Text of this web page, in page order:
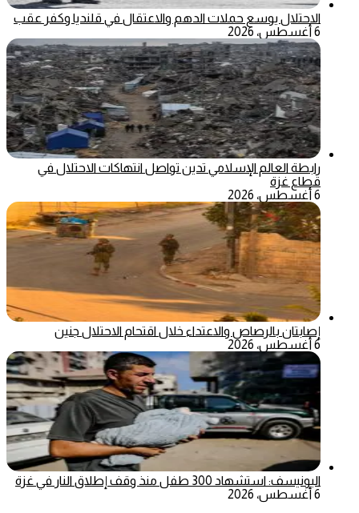
الاحتلال يوسع حملات الدهم والاعتقال في قلنديا وكفر عقب
6 أغسطس، 2026
رابطة العالم الإسلامي تدين تواصل انتهاكات الاحتلال في
قطاع غزة
6 أغسطس، 2026
إصابتان بالرصاص والاعتداء خلال اقتحام الاحتلال جنين
6 أغسطس، 2026
اليونيسف: استشهاد 300 طفل منذ وقف إطلاق النار في غزة
6 أغسطس، 2026